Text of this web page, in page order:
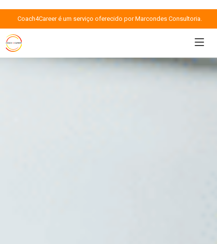
Coach4Career é um serviço oferecido por Marcondes Consultoria.